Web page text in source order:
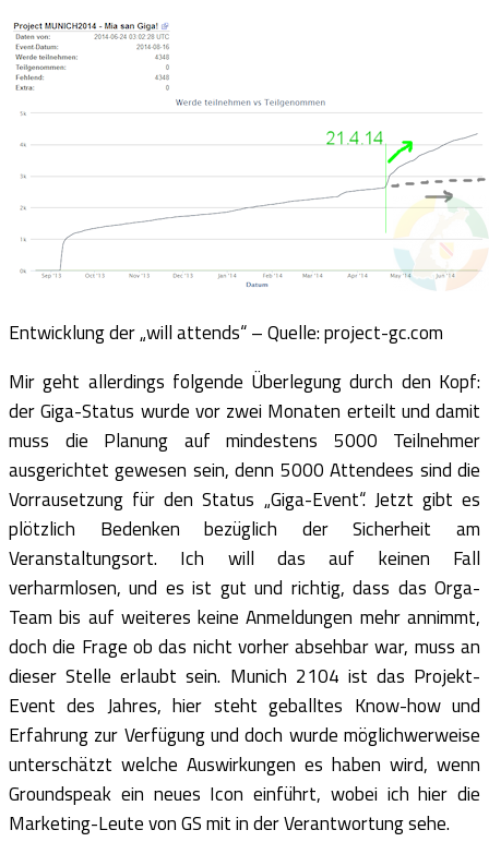
Entwicklung der „will attends“ – Quelle: project-gc.com
Mir geht allerdings folgende Überlegung durch den Kopf:
der Giga-Status wurde vor zwei Monaten erteilt und damit
muss die Planung auf mindestens 5000 Teilnehmer
ausgerichtet gewesen sein, denn 5000 Attendees sind die
Vorrausetzung für den Status „Giga-Event“. Jetzt gibt es
plötzlich Bedenken bezüglich der Sicherheit am
Veranstaltungsort. Ich will das auf keinen Fall
verharmlosen, und es ist gut und richtig, dass das Orga-
Team bis auf weiteres keine Anmeldungen mehr annimmt,
doch die Frage ob das nicht vorher absehbar war, muss an
dieser Stelle erlaubt sein. Munich 2104 ist das Projekt-
Event des Jahres, hier steht geballtes Know-how und
Erfahrung zur Verfügung und doch wurde möglichwerweise
unterschätzt welche Auswirkungen es haben wird, wenn
Groundspeak ein neues Icon einführt, wobei ich hier die
Marketing-Leute von GS mit in der Verantwortung sehe.